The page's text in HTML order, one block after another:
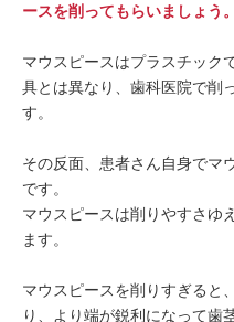
ースを削ってもらいましょう。
マウスピースはプラスチック
具とは異なり、歯科医院で削
す。
その反面、患者さん自身でマ
です。
マウスピースは削りやすさゆ
ます。
マウスピースを削りすぎると
り、より端が鋭利になって歯